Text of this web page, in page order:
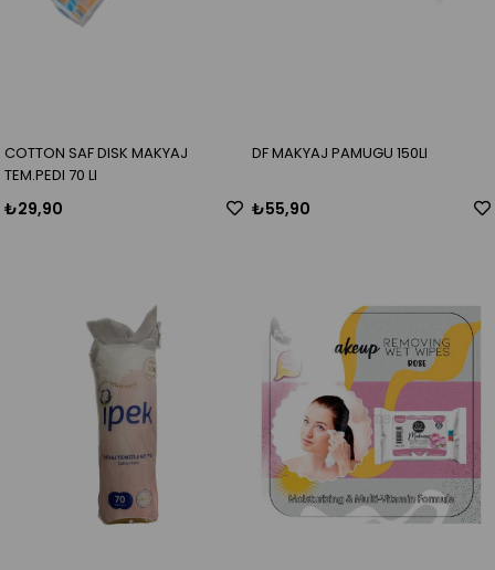
COTTON SAF DISK MAKYAJ
TEM.PEDI 70 LI
₺29,90
DF MAKYAJ PAMUGU 150LI
₺55,90